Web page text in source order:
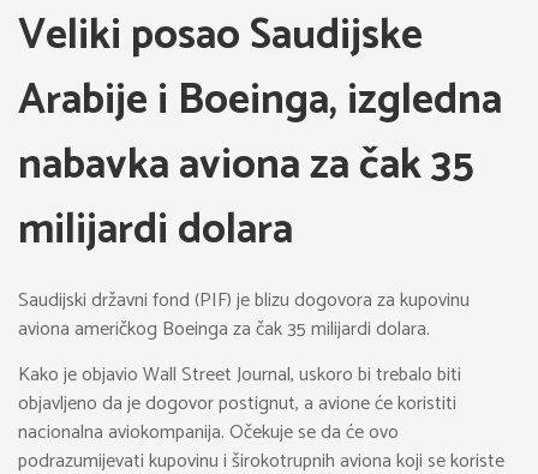
Veliki posao Saudijske
Arabije i Boeinga, izgledna
nabavka aviona za čak 35
milijardi dolara
Saudijski državni fond (PIF) je blizu dogovora za kupovinu
aviona američkog Boeinga za čak 35 milijardi dolara.
Kako je objavio Wall Street Journal, uskoro bi trebalo biti
objavljeno da je dogovor postignut, a avione će koristiti
nacionalna aviokompanija. Očekuje se da će ovo
podrazumijevati kupovinu i širokotrupnih aviona koji se koriste